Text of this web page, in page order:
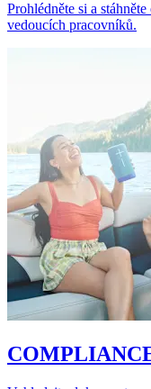
Prohlédněte si a
vedoucích pracovníků.